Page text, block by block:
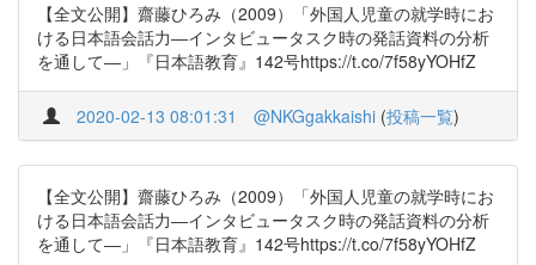
【全文公開】齋藤ひろみ（2009）「外国人児童の就学時にお
ける日本語会話力―インタビュータスク時の発話資料の分析
を通して―」『日本語教育』142号https://t.co/7f58yYOHfZ
2020-02-13 08:01:31 @NKGgakkaishi (投稿一覧)
【全文公開】齋藤ひろみ（2009）「外国人児童の就学時にお
ける日本語会話力―インタビュータスク時の発話資料の分析
を通して―」『日本語教育』142号https://t.co/7f58yYOHfZ